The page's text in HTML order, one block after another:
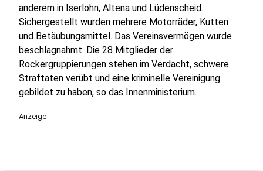
anderem in Iserlohn, Altena und Lüdenscheid.
Sichergestellt wurden mehrere Motorräder, Kutten
und Betäubungsmittel. Das Vereinsvermögen wurde
beschlagnahmt. Die 28 Mitglieder der
Rockergruppierungen stehen im Verdacht, schwere
Straftaten verübt und eine kriminelle Vereinigung
gebildet zu haben, so das Innenministerium.
Anzeige